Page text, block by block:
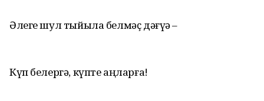
Әлеге шул тыйыла белмәҫ дәғүә –
Күп белергә, күпте аңларға!